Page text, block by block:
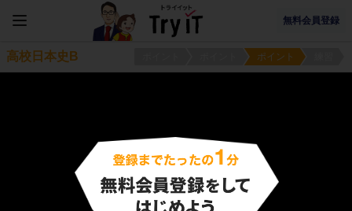
無料会員登録
高校日本史B ポイント